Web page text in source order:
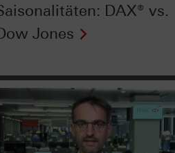
DAX® vs.
Jones